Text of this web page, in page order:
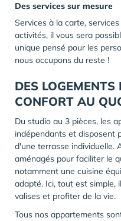
Des services sur mesure
Services à la carte,
activités, il vous sera
unique pensé pour les
nous occupons du reste !
DES
CONFORT AU
Du studio au 3 pièces, les
indépendants et disposent
d'une terrasse individuelle.
aménagés pour faciliter le
notamment une cuisine
adapté. Ici, tout est simple,
valises et profiter de la vie.
Tous nos appartements